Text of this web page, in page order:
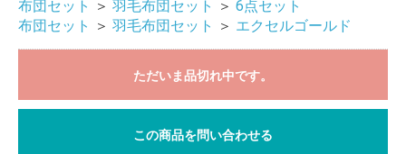
布団セット
＞ 羽毛布団セット ＞ 6点セット
布団セット
＞ 羽毛布団セット ＞ エクセルゴールド
ただいま品切れ中です。
この商品を問い合わせる